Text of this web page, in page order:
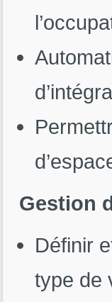
Gestion
Définir
type de